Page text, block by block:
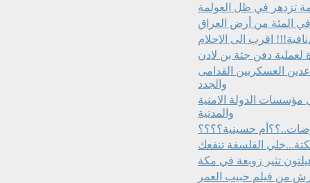
تزدهر في ظل العولمة
اقرب الى الاحلام
دفن جثة بن لادن
العسكريين القدامى
والجدد
مؤسسات الدولة الامنية
والمدنية
حسينية؟؟؟؟
من فيلم حبيب العمر